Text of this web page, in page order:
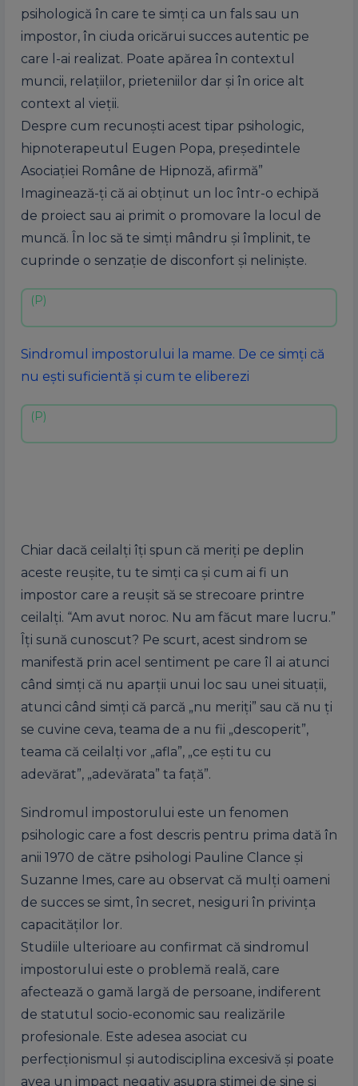
psihologică în care te simți ca un fals sau un
impostor, în ciuda oricărui succes autentic pe
care l-ai realizat. Poate apărea în contextul
muncii, relațiilor, prieteniilor dar și în orice alt
context al vieții.
Despre cum recunoști acest tipar psihologic,
hipnoterapeutul Eugen Popa, președintele
Asociației Române de Hipnoză, afirmă”
Imaginează-ți că ai obținut un loc într-o echipă
de proiect sau ai primit o promovare la locul de
muncă. În loc să te simți mândru și împlinit, te
cuprinde o senzație de disconfort și neliniște.
Sindromul impostorului la mame. De ce simți că
nu ești suficientă și cum te eliberezi
Chiar dacă ceilalți îți spun că meriți pe deplin
aceste reușite, tu te simți ca și cum ai fi un
impostor care a reușit să se strecoare printre
ceilalți. “Am avut noroc. Nu am făcut mare lucru.”
Îți sună cunoscut? Pe scurt, acest sindrom se
manifestă prin acel sentiment pe care îl ai atunci
când simți că nu aparții unui loc sau unei situații,
atunci când simți că parcă „nu meriți” sau că nu ți
se cuvine ceva, teama de a nu fii „descoperit”,
teama că ceilalți vor „afla”, „ce ești tu cu
adevărat”, „adevărata” ta față”.
Sindromul impostorului este un fenomen
psihologic care a fost descris pentru prima dată în
anii 1970 de către psihologi Pauline Clance și
Suzanne Imes, care au observat că mulți oameni
de succes se simt, în secret, nesiguri în privința
capacităților lor.
Studiile ulterioare au confirmat că sindromul
impostorului este o problemă reală, care
afectează o gamă largă de persoane, indiferent
de statutul socio-economic sau realizările
profesionale. Este adesea asociat cu
perfecționismul și autodisciplina excesivă și poate
avea un impact negativ asupra stimei de sine și